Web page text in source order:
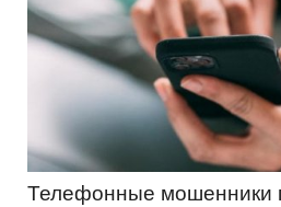
Телефонные мошенники